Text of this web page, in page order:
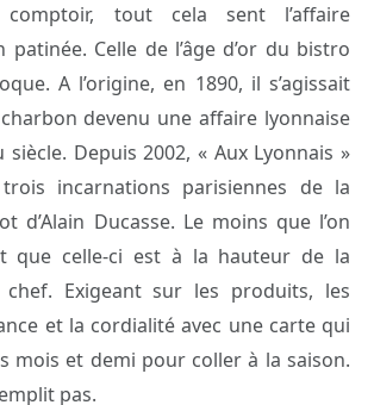
tout cela sent l’affaire
patinée. Celle de l’âge d’or du bistro
A l’origine, en 1890, il s’agissait
devenu une affaire lyonnaise
Depuis 2002, « Aux Lyonnais »
incarnations parisiennes de la
d’Alain Ducasse. Le moins que l’on
que celle-ci est à la hauteur de la
Exigeant sur les produits, les
et la cordialité avec une carte qui
mois et demi pour coller à la saison.
pas.